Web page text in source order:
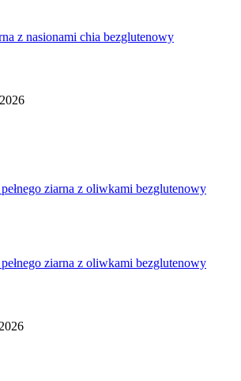
z nasionami chia bezglutenowy
ziarna z oliwkami bezglutenowy
ziarna z oliwkami bezglutenowy